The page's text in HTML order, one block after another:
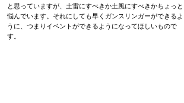
と思っていますが、土雷にすべきか土風にすべきかちょっと
悩んでいます。それにしても早くガンスリンガーができるよ
うに、つまりイベントができるようになってほしいもので
す。